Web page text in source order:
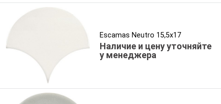
Escamas Neutro 15,5x17
Наличие и цену уточняйте
у менеджера